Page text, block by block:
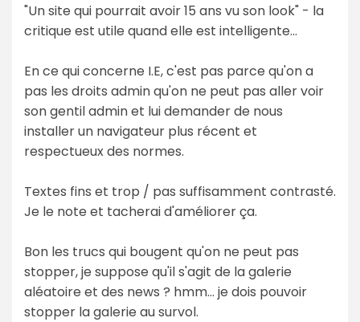
"Un site qui pourrait avoir 15 ans vu son look" - la
critique est utile quand elle est intelligente...
En ce qui concerne I.E, c'est pas parce qu'on a
pas les droits admin qu'on ne peut pas aller voir
son gentil admin et lui demander de nous
installer un navigateur plus récent et
respectueux des normes.
Textes fins et trop / pas suffisamment contrasté.
Je le note et tacherai d'améliorer ça.
Bon les trucs qui bougent qu'on ne peut pas
stopper, je suppose qu'il s'agit de la galerie
aléatoire et des news ? hmm... je dois pouvoir
stopper la galerie au survol.